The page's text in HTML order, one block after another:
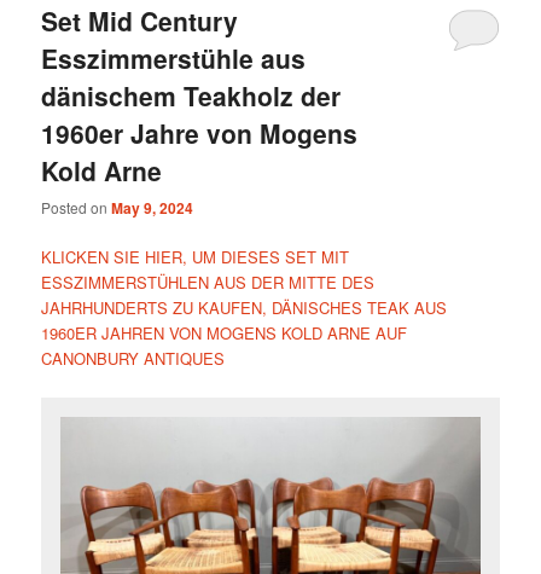
Set Mid Century
Esszimmerstühle aus
dänischem Teakholz der
1960er Jahre von Mogens
Kold Arne
Posted onMay 9, 2024
KLICKEN SIE HIER, UM DIESES SET MIT
ESSZIMMERSTÜHLEN AUS DER MITTE DES
JAHRHUNDERTS ZU KAUFEN, DÄNISCHES TEAK AUS
1960ER JAHREN VON MOGENS KOLD ARNE AUF
CANONBURY ANTIQUES